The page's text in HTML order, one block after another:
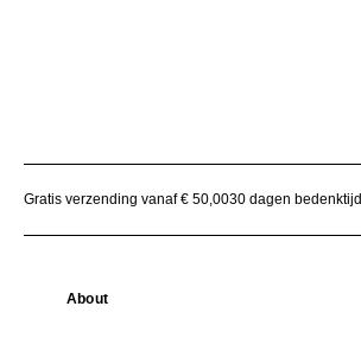
Gratis verzending vanaf € 50,0030 dagen bedenktijd
About